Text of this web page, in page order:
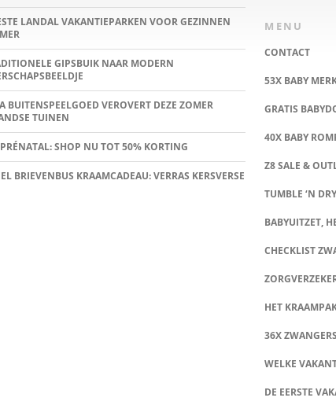
LANDAL VAKANTIEPARKEN VOOR GEZINNEN
GIPSBUIK NAAR MODERN
BUITENSPEELGOED VEROVERT DEZE ZOMER
TUINEN
SHOP NU TOT 50% KORTING
BRIEVENBUS KRAAMCADEAU: VERRAS KERSVERSE
MENU
CONTACT
53X BABY
GRATIS
40X BABY
Z8 SALE &
TUMBLE ‘N
BABYUITZET,
CHECKLIST
HET
36X
WELKE
DE EERSTE